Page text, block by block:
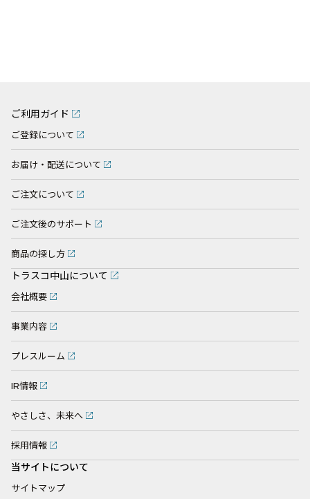
ご利用ガイド
ご登録について
お届け・配送について
ご注文について
ご注文後のサポート
商品の探し方
トラスコ中山について
会社概要
事業内容
プレスルーム
IR情報
やさしさ、未来へ
採用情報
当サイトについて
サイトマップ